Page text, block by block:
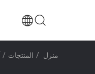
منزل / المنتجات /